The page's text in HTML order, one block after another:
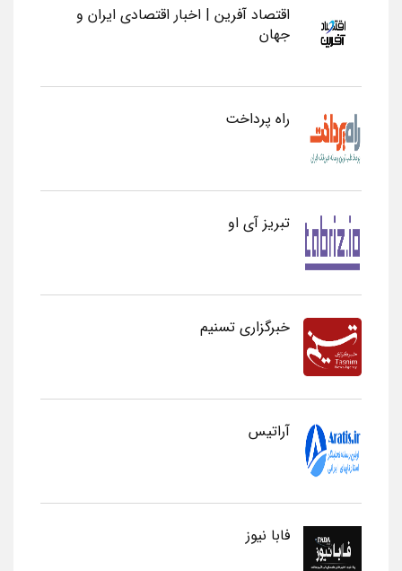
اقتصاد آفرین | اخبار اقتصادی ایران و
جهان
راه پرداخت
تبریز آی او
خبرگزاری تسنیم
آراتیس
فابا نیوز